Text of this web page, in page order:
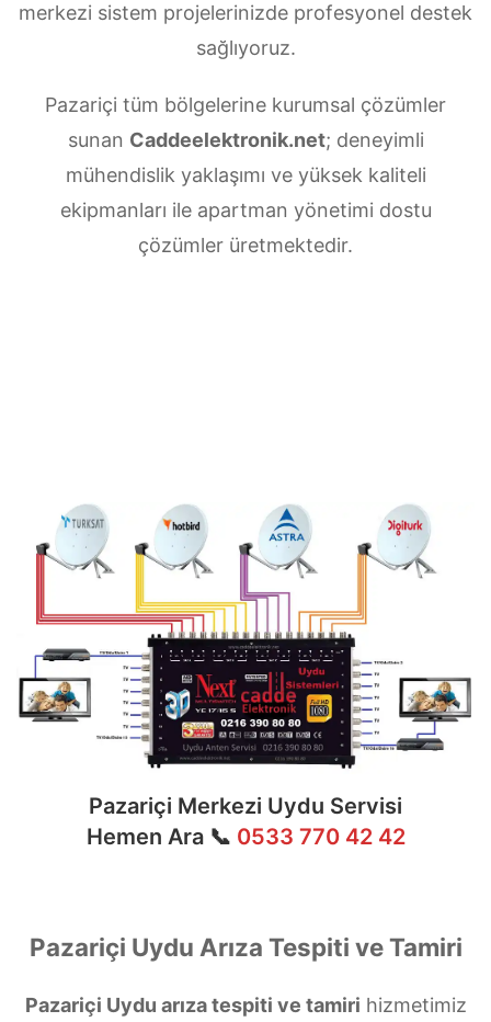
merkezi sistem projelerinizde profesyonel destek
sağlıyoruz.
Pazariçi tüm bölgelerine kurumsal çözümler
sunan Caddeelektronik.net; deneyimli
mühendislik yaklaşımı ve yüksek kaliteli
ekipmanları ile apartman yönetimi dostu
çözümler üretmektedir.
Pazariçi Merkezi Uydu Servisi
Hemen Ara 📞 0533 770 42 42
Pazariçi Uydu Arıza Tespiti ve Tamiri
Pazariçi Uydu arıza tespiti ve tamiri hizmetimiz